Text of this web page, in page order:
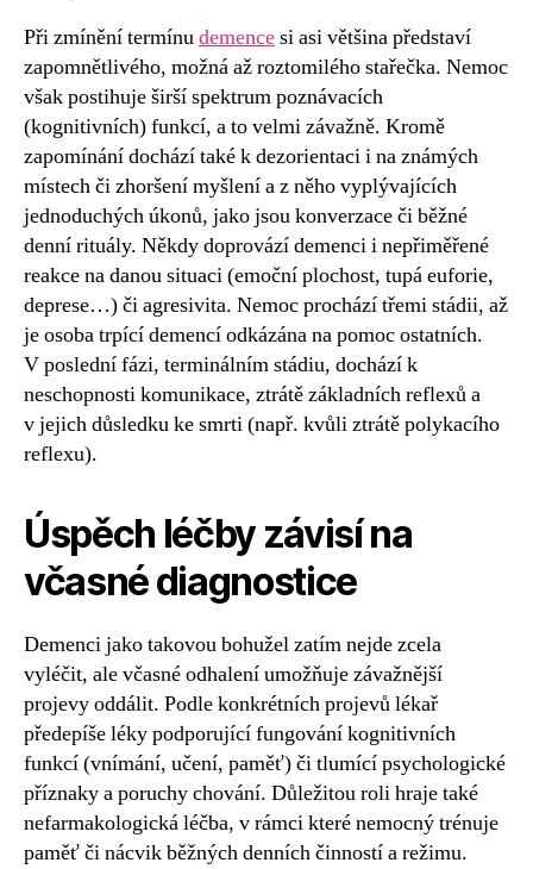
Při zmínění termínudemencesi asi většina představí
zapomnětlivého, možná až roztomilého stařečka. Nemoc
však postihuje širší spektrum poznávacích
(kognitivních) funkcí, a to velmi závažně. Kromě
zapomínání dochází také k dezorientaci i na známých
místech či zhoršení myšlení a z něho vyplývajících
jednoduchých úkonů, jako jsou konverzace či běžné
denní rituály. Někdy doprovází demenci i nepřiměřené
reakce na danou situaci (emoční plochost, tupá euforie,
deprese…) či agresivita. Nemoc prochází třemi stádii, až
je osoba trpící demencí odkázána na pomoc ostatních.
V poslední fázi, terminálním stádiu, dochází k
neschopnosti komunikace, ztrátě základních reflexů a
v jejich důsledku ke smrti (např. kvůli ztrátě polykacího
reflexu).
Úspěch léčby závisí na
včasné diagnostice
Demenci jako takovou bohužel zatím nejde zcela
vyléčit, ale včasné odhalení umožňuje závažnější
projevy oddálit. Podle konkrétních projevů lékař
předepíše léky podporující fungování kognitivních
funkcí (vnímání, učení, paměť) či tlumící psychologické
příznaky a poruchy chování. Důležitou roli hraje také
nefarmakologická léčba, v rámci které nemocný trénuje
paměť či nácvik běžných denních činností a režimu.